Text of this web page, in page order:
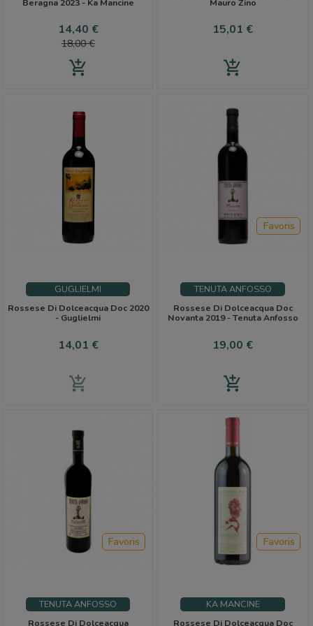
Prix
14,40 €Prix
18,00 €
add_shopping_cart
Prix
15,01 €
add_shopping_cart
GUGLIELMI
Rossese Di Dolceacqua Doc 2020
- Guglielmi
Prix
14,01 €
add_shopping_cart
TENUTA ANFOSSO
Rossese Di Dolceacqua Doc
Novanta 2019 - Tenuta Anfosso
Prix
19,00 €
Favoris
add_shopping_cart
TENUTA ANFOSSO
Rossese Di Dolceacqua
Favoris
KA MANCINE
Rossese Di Dolceacqua Doc
Favoris